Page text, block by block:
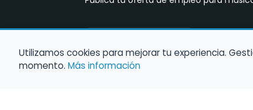
Utilizamos cookies para mejorar tu experiencia.
momento. Más información